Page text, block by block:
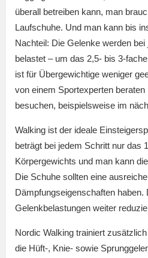
überall betreiben kann, man
Laufschuhe. Und man kann bis
Nachteil: Die Gelenke werden
belastet – um das 2,5- bis 3-
ist für Übergewichtige weniger
von einem Sportexperten
besuchen, beispielsweise im
Walking ist der ideale
beträgt bei jedem Schritt nur das
Körpergewichts und man kann
Die Schuhe sollten eine
Dämpfungseigenschaften haben.
Gelenkbelastungen weiter
Nordic Walking trainiert
die Hüft-, Knie- sowie